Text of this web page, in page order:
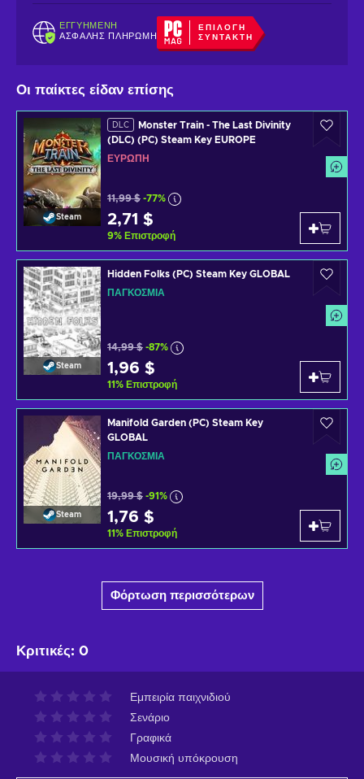
ΕΓΓΥΗΜΈΝΗ
ΑΣΦΑΛΉΣ ΠΛΗΡΩΜΉ
ΕΠΙΛΟΓΉ
ΣΥΝΤΆΚΤΗ
Οι παίκτες είδαν επίσης
Steam
DLC
Monster Train - The Last Divinity
(DLC) (PC) Steam Key EUROPE
ΕΥΡΏΠΗ
11,99 $ -77%
2,71 $
9% Επιστροφή
Steam
Hidden Folks (PC) Steam Key GLOBAL
ΠΑΓΚΌΣΜΙΑ
14,99 $ -87%
1,96 $
11% Επιστροφή
Steam
Manifold Garden (PC) Steam Key
GLOBAL
ΠΑΓΚΌΣΜΙΑ
19,99 $ -91%
1,76 $
11% Επιστροφή
Φόρτωση περισσότερων
Κριτικές: 0
Εμπειρία παιχνιδιού
Σενάριο
Γραφικά
Μουσική υπόκρουση